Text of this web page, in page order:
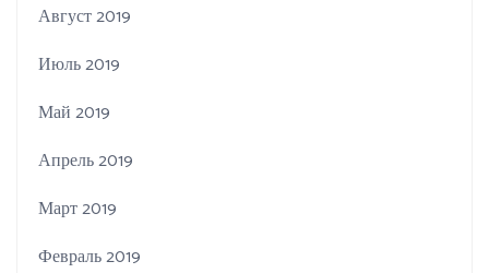
Август 2019
Июль 2019
Май 2019
Апрель 2019
Март 2019
Февраль 2019